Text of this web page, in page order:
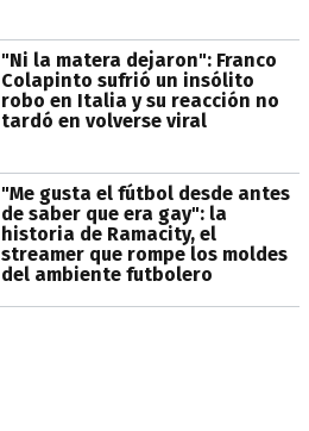
"Ni la matera dejaron": Franco
Colapinto sufrió un insólito
robo en Italia y su reacción no
tardó en volverse viral
"Me gusta el fútbol desde antes
de saber que era gay": la
historia de Ramacity, el
streamer que rompe los moldes
del ambiente futbolero